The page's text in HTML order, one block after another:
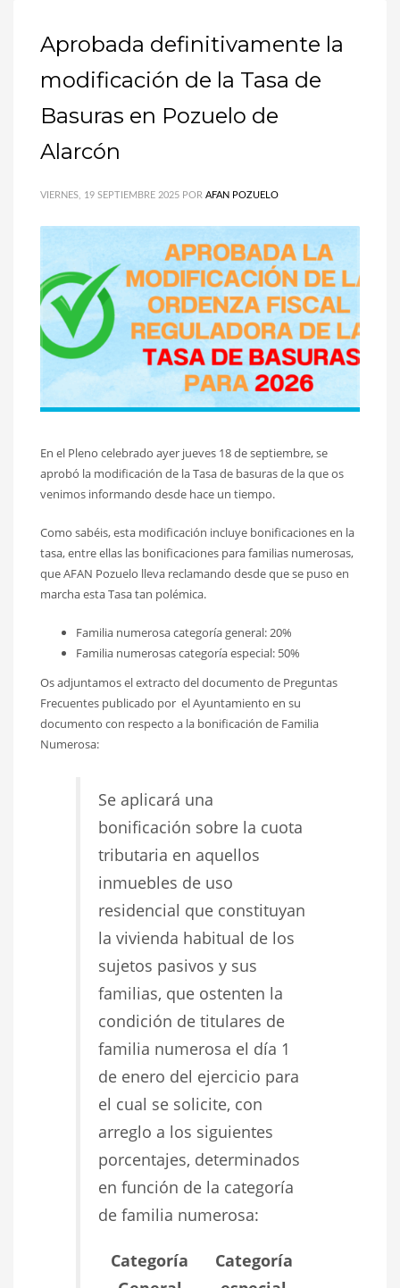
Aprobada definitivamente la
modificación de la Tasa de
Basuras en Pozuelo de
Alarcón
VIERNES, 19 SEPTIEMBRE 2025 POR AFAN POZUELO
En el Pleno celebrado ayer jueves 18 de septiembre, se
aprobó la modificación de la Tasa de basuras de la que os
venimos informando desde hace un tiempo.
Como sabéis, esta modificación incluye bonificaciones en la
tasa, entre ellas las bonificaciones para familias numerosas,
que AFAN Pozuelo lleva reclamando desde que se puso en
marcha esta Tasa tan polémica.
Familia numerosa categoría general: 20%
Familia numerosas categoría especial: 50%
Os adjuntamos el extracto del documento de Preguntas
Frecuentes publicado por el Ayuntamiento en su
documento con respecto a la bonificación de Familia
Numerosa:
Se aplicará una
bonificación sobre la cuota
tributaria en aquellos
inmuebles de uso
residencial que constituyan
la vivienda habitual de los
sujetos pasivos y sus
familias, que ostenten la
condición de titulares de
familia numerosa el día 1
de enero del ejercicio para
el cual se solicite, con
arreglo a los siguientes
porcentajes, determinados
en función de la categoría
de familia numerosa:
Categoría
Categoría